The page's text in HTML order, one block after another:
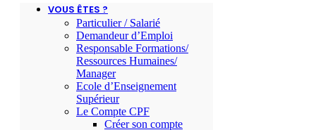
VOUS ÊTES ?
Particulier / Salarié
Demandeur d’Emploi
Responsable Formations/
Ressources Humaines/
Manager
Ecole d’Enseignement
Supérieur
Le Compte CPF
Créer son compte